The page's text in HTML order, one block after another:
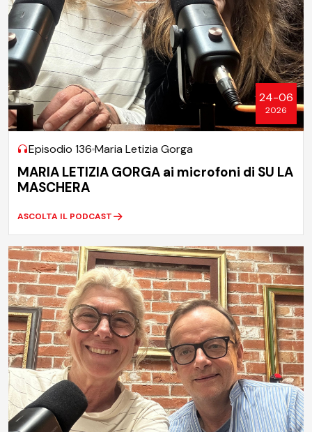
24-06
2026
Episodio 136 Maria Letizia Gorga
MARIA LETIZIA GORGA ai microfoni di SU LA
MASCHERA
ASCOLTA IL PODCAST